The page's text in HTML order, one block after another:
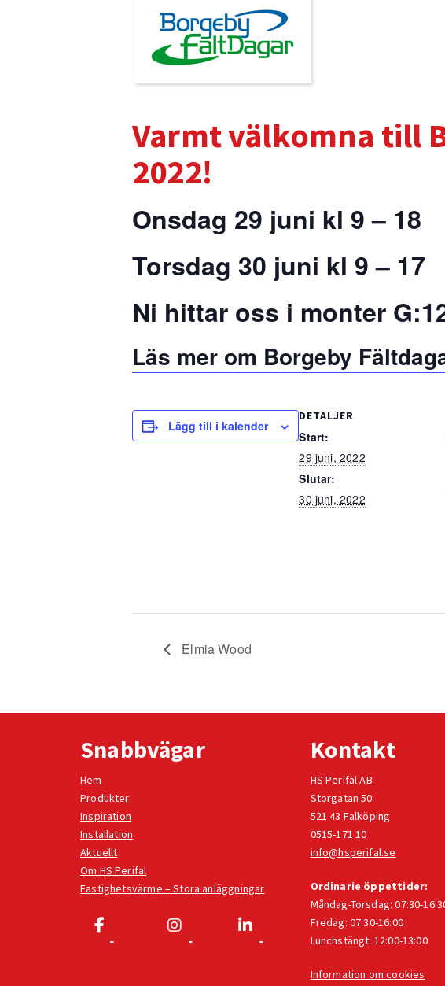
Varmt välkomna till
2022!
Onsdag 29 juni kl 9 – 18
Torsdag 30 juni kl 9 – 17
Ni hittar oss i monter
Läs mer om Borgeby
Lägg till i kalender
DETALJER
Start:
29 juni, 2022
Slutar:
30 juni, 2022
Elmia Wood
Snabbvägar
Hem
Produkter
Inspiration
Installation
Aktuellt
Om HS Perifal
Fastighetsvärme – Stora anläggningar
Kontakt
HS Perifal AB
Storgatan 50
521 43 Falköping
0515-171 10
info@hsperifal.se
Ordinarie öppettider:
Måndag-Torsdag: 07:30-
Fredag: 07:30-16:00
Lunchstängt: 12:00-13:00
Information om cookies